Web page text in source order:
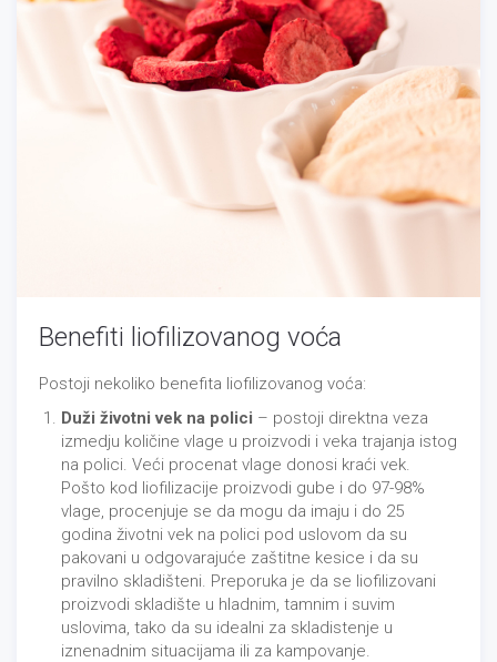
Benefiti liofilizovanog voća
Postoji nekoliko benefita liofilizovanog voća:
Duži životni vek na polici – postoji direktna veza
izmedju količine vlage u proizvodi i veka trajanja istog
na polici. Veći procenat vlage donosi kraći vek.
Pošto kod liofilizacije proizvodi gube i do 97-98%
vlage, procenjuje se da mogu da imaju i do 25
godina životni vek na polici pod uslovom da su
pakovani u odgovarajuće zaštitne kesice i da su
pravilno skladišteni. Preporuka je da se liofilizovani
proizvodi skladište u hladnim, tamnim i suvim
uslovima, tako da su idealni za skladistenje u
iznenadnim situacijama ili za kampovanje.